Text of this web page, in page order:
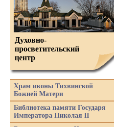
Духовно-
просветительский
центр
Храм иконы Тихвинской
Божией Матери
Библиотека памяти Государя
Императора Николая II